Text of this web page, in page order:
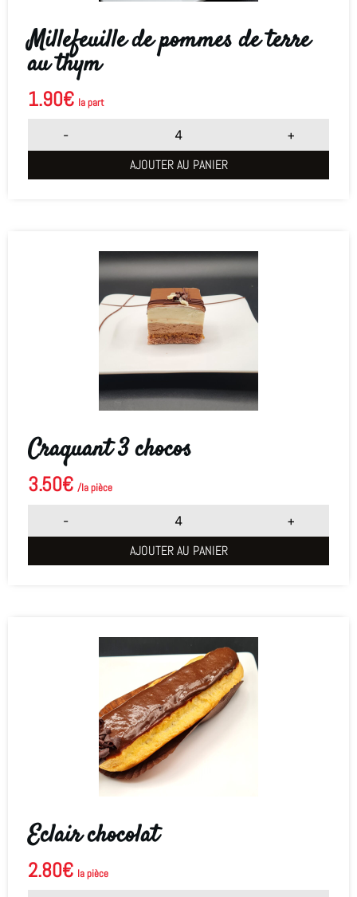
Millefeuille de pommes de terre
au thym
1.90€ la part
- +
AJOUTER AU PANIER
Craquant 3 chocos
3.50€ /la pièce
- +
AJOUTER AU PANIER
Eclair chocolat
2.80€ la pièce